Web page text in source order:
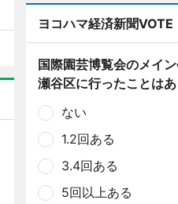
ヨコハマ経済新聞VOTE
国際園芸博覧会のメイ
瀬谷区に行ったことは
ない
1.2回ある
3.4回ある
5回以上ある